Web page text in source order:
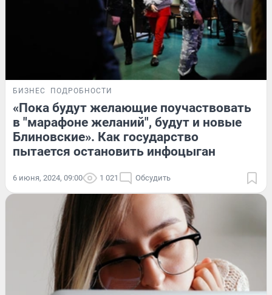
БИЗНЕС ПОДРОБНОСТИ
«Пока будут желающие поучаствовать
в "марафоне желаний", будут и новые
Блиновские». Как государство
пытается остановить инфоцыган
6 июня, 2024, 09:00 1 021 Обсудить